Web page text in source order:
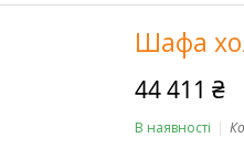
Шафа
44 411 ₴
В наявності